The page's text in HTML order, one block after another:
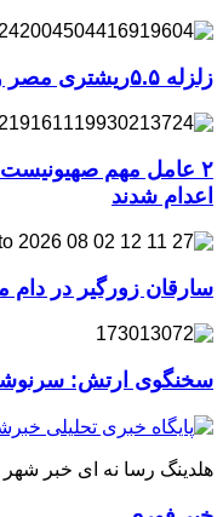
زلزله ۵.۵ریشتری مصر و فلسطین را لرزاند
اعدام شدند
سارقان زورگیر در دام
سخنگوی ارتش: سرنوشت ۳ خلبان ما هنوز مشخص
هلدینگ رسا نه ای خبر شهر